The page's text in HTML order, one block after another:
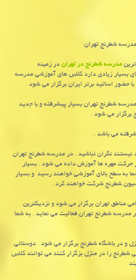
شطرنج تهران
مدرسه شطرنج در تهراندر زمینه
بسیار زیادی دارد کلاس های آموزشی مدرسه
حضور اساتید برتر ایران برگزار می شود .
شطرنج تهران بسیار پیشرفته و با جدید
می شود .
می باشد .
نیستند نگران نباشید . در مدرسه شطرنج تهران
حرکت مهره ها آموزش داده می شود . بسیار
به سطح بالای آموزشی خواهند رسید و بسیار
شطرنج شرکت خواهند کرد .
مناطق تهران برگزار می شود و نزدیکترین
مدرسه شطرنج تهران فعالیت می نماید . به شما
و در باشگاه شطرنج برگزار می شود . دوستانی
را در منزل بزگزار کنند می توانند کلاس